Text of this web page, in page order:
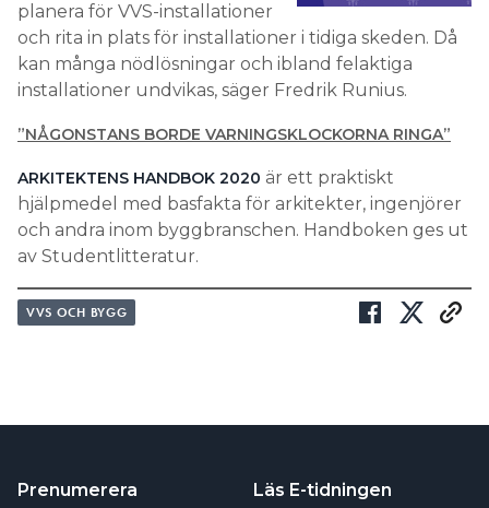
planera för VVS-installationer
och rita in plats för installationer i tidiga skeden. Då
kan många nödlösningar och ibland felaktiga
installationer undvikas, säger Fredrik Runius.
”NÅGONSTANS BORDE VARNINGSKLOCKORNA RINGA”
ARKITEKTENS HANDBOK 2020 är ett praktiskt
hjälpmedel med basfakta för arkitekter, ingenjörer
och andra inom byggbranschen. Handboken ges ut
av Studentlitteratur.
VVS OCH BYGG
Prenumerera Läs E-tidningen